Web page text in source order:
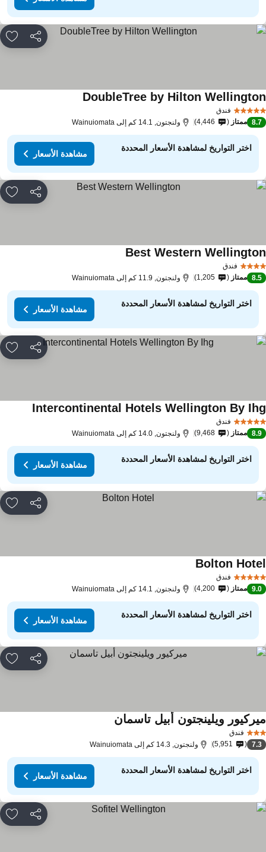
مشاركة
فندق
DoubleTree by Hiltonمشاهدة الأسعار
8.7 ممتاز 4,446 ولنجتون, 14.1 كم إلى Wainuiomata
اختر التواريخ لمشاهدة الأسعار المحددة
مشاهدة الأسعار
مشاركة
فندق
Best Westernمشاهدة الأسعار
8.5 ممتاز 1,205 ولنجتون, 11.9 كم إلى Wainuiomata
اختر التواريخ لمشاهدة الأسعار المحددة
مشاهدة الأسعار
مشاركة
فندق
Intercontinental Hotels Wellington Byمشاهدة
8.9 ممتاز 9,468 ولنجتون, 14.0 كم إلى Wainuiomata
اختر التواريخ لمشاهدة الأسعار المحددة
مشاهدة الأسعار
مشاركة
فندق
Boltonمشاهدة الأسعار
9.0 ممتاز 4,200 ولنجتون, 14.1 كم إلى Wainuiomata
اختر التواريخ لمشاهدة الأسعار المحددة
مشاهدة الأسعار
مشاركة
فندق
ويلينجتون أبيل تاسمانمشاهدة الأسعار
7.3
5,951 ولنجتون, 14.3 كم إلى Wainuiomata
اختر التواريخ لمشاهدة الأسعار المحددة
مشاهدة الأسعار
مشاركة